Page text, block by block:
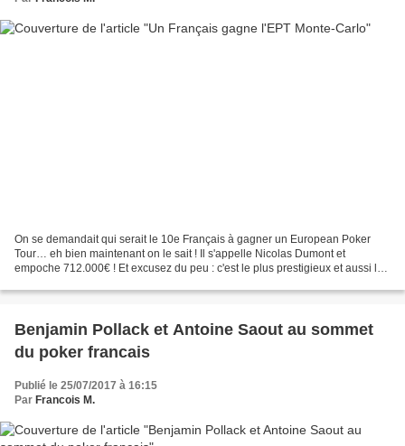
On se demandait qui serait le 10e Français à gagner un European Poker
Tour… eh bien maintenant on le sait ! Il s'appelle Nicolas Dumont et
empoche 712.000€ ! Et excusez du peu : c'est le plus prestigieux et aussi le
Benjamin Pollack et Antoine Saout au sommet
du poker francais
Publié le 25/07/2017 à 16:15
Par Francois M.